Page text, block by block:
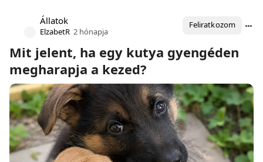
Állatok
ElzabetR 2 hónapja
Feliratkozom
Mit jelent, ha egy kutya gyengéden
megharapja a kezed?